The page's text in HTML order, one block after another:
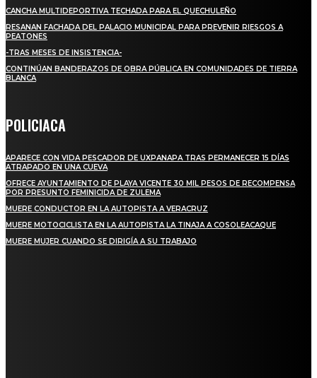
CANCHA MULTIDEPORTIVA TECHADA PARA EL QUECHULEÑO
RESANAN FACHADA DEL PALACIO MUNICIPAL PARA PREVENIR RIESGOS A
PEATONES
-TRAS MESES DE INSISTENCIA-
CONTINÚAN BANDERAZOS DE OBRA PÚBLICA EN COMUNIDADES DE TIERRA
BLANCA
POLICIACA
APARECE CON VIDA PESCADOR DE UXPANAPA TRAS PERMANECER 15 DÍAS
ATRAPADO EN UNA CUEVA
OFRECE AYUNTAMIENTO DE PLAYA VICENTE 30 MIL PESOS DE RECOMPENSA
POR PRESUNTO FEMINICIDA DE ZULEMA
MUERE CONDUCTOR EN LA AUTOPISTA A VERACRUZ
MUERE MOTOCICLISTA EN LA AUTOPISTA LA TINAJA A COSOLEACAQUE
MUERE MUJER CUANDO SE DIRIGÍA A SU TRABAJO